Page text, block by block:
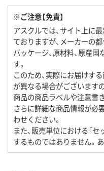
※ご注意【免責】
アスクルでは、サイト上に
ておりますが、メーカーの都
パッケージ、原材料、原産
す。
このため、実際にお届けす
が異なる場合がございます
商品の商品ラベルや注意書
さらに詳細な商品情報が必
わせください。
また、販売単位における「
するものではありません。